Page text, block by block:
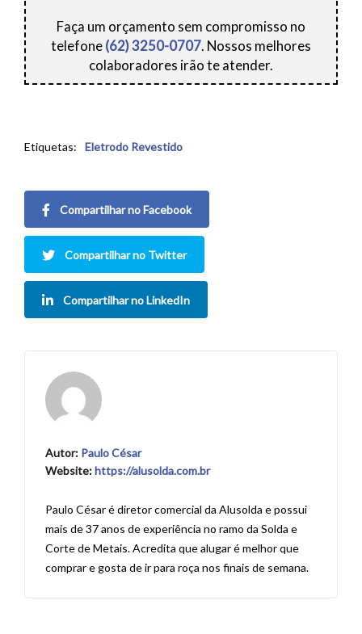
Faça um orçamento sem compromisso no
telefone(62) 3250-0707. Nossos melhores
colaboradores irão te atender.
Etiquetas: Eletrodo Revestido
Compartilhar no Facebook
Compartilhar no Twitter
Compartilhar no LinkedIn
Autor: Paulo César
Website:https://alusolda.com.br
Paulo César é diretor comercial da Alusolda e possui
mais de 37 anos de experiência no ramo da Solda e
Corte de Metais. Acredita que alugar é melhor que
comprar e gosta de ir para roça nos finais de semana.